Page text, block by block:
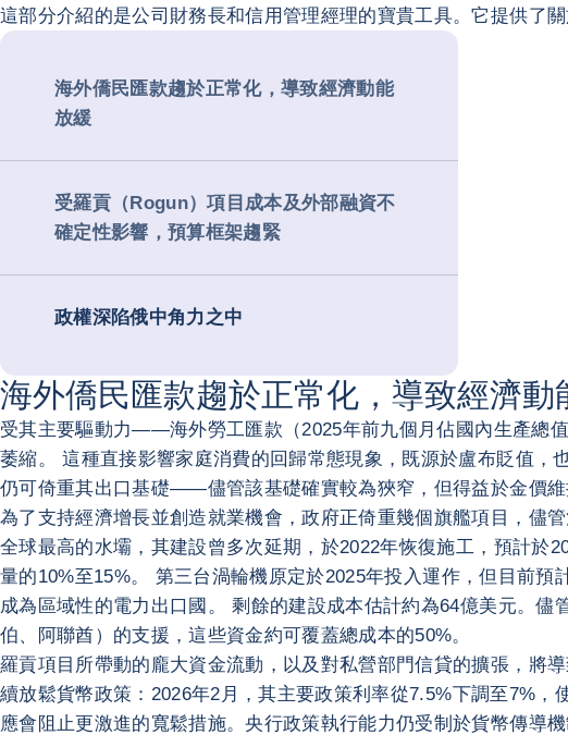
這部分介紹的是公司財務長和信用管理經理的寶貴工具。它提供了
海外僑民匯款趨於正常化，導致經濟動能
放緩
受羅貢（Rogun）項目成本及外部融資不
確定性影響，預算框架趨緊
政權深陷俄中角力之中
海外僑民匯款趨於正常化，導致經濟動
受其主要驅動力——海外勞工匯款（2025年前九個月佔國內生產總
萎縮。 這種直接影響家庭消費的回歸常態現象，既源於盧布貶值
仍可倚重其出口基礎——儘管該基礎確實較為狹窄，但得益於金價維
為了支持經濟增長並創造就業機會，政府正倚重幾個旗艦項目，儘
全球最高的水壩，其建設曾多次延期，於2022年恢復施工，預計
量的10%至15%。 第三台渦輪機原定於2025年投入運作，但目前
成為區域性的電力出口國。 剩餘的建設成本估計約為64億美元。
伯、阿聯酋）的支援，這些資金約可覆蓋總成本的50%。
羅貢項目所帶動的龐大資金流動，以及對私營部門信貸的擴張，將
續放鬆貨幣政策：2026年2月，其主要政策利率從7.5%下調至7%
應會阻止更激進的寬鬆措施。央行政策執行能力仍受制於貨幣傳導